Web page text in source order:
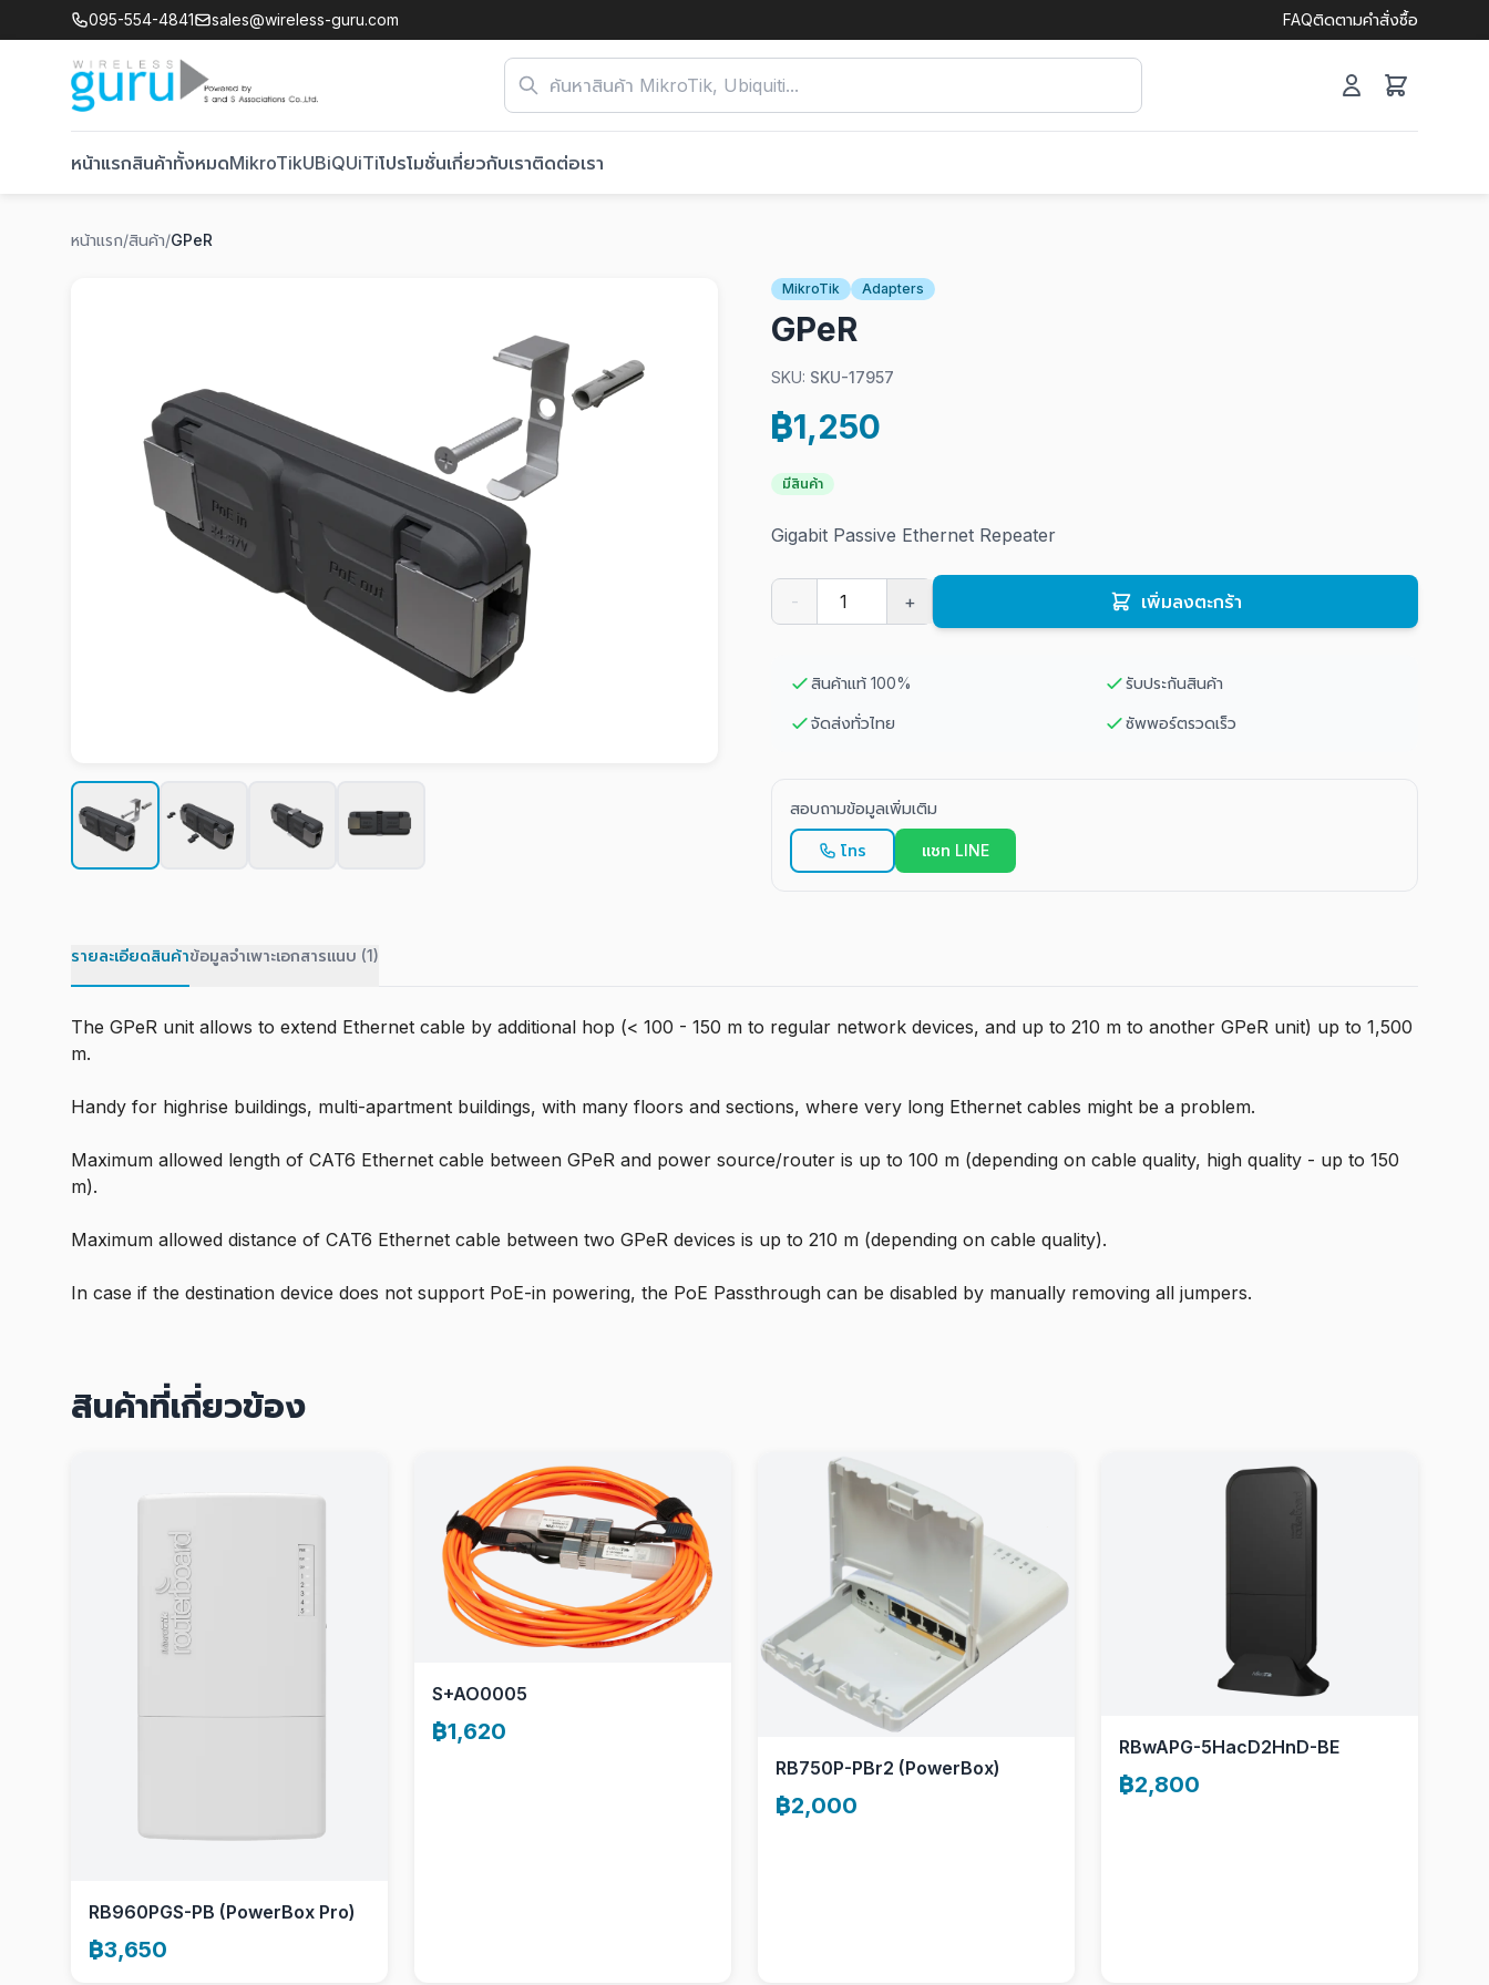
095-554-4841 sales@wireless-guru.com FAQติดตามคำสั่งซื้อ
หน้าแรกสินค้าทั้งหมดMikroTikUBiQUiTiโปรโมชั่นเกี่ยวกับเราติดต่อเรา
หน้าแรก/สินค้า/GPeR
MikroTik Adapters
GPeR
SKU: SKU-17957
฿1,250
มีสินค้า
Gigabit Passive Ethernet Repeater
- + เพิ่มลงตะกร้า
สินค้าแท้ 100% รับประกันสินค้า
จัดส่งทั่วไทย ซัพพอร์ตรวดเร็ว
สอบถามข้อมูลเพิ่มเติม
โทร แชท LINE
รายละเอียดสินค้าข้อมูลจำเพาะเอกสารแนบ (1)
The GPeR unit allows to extend Ethernet cable by additional hop (< 100 - 150 m to regular network devices, and up to 210 m to another GPeR unit) up to 1,500
m.
Handy for highrise buildings, multi-apartment buildings, with many floors and sections, where very long Ethernet cables might be a problem.
Maximum allowed length of CAT6 Ethernet cable between GPeR and power source/router is up to 100 m (depending on cable quality, high quality - up to 150
m).
Maximum allowed distance of CAT6 Ethernet cable between two GPeR devices is up to 210 m (depending on cable quality).
In case if the destination device does not support PoE-in powering, the PoE Passthrough can be disabled by manually removing all jumpers.
สินค้าที่เกี่ยวข้อง
RB960PGS-PB (PowerBox Pro)
฿3,650
S+AO0005
฿1,620
RB750P-PBr2 (PowerBox)
฿2,000
RBwAPG-5HacD2HnD-BE
฿2,800